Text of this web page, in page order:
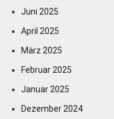
Juni 2025
April 2025
März 2025
Februar 2025
Januar 2025
Dezember 2024